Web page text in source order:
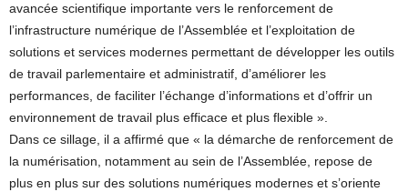
avancée scientifique importante vers le renforcement de
l’infrastructure numérique de l’Assemblée et l’exploitation de
solutions et services modernes permettant de développer les outils
de travail parlementaire et administratif, d’améliorer les
performances, de faciliter l’échange d’informations et d’offrir un
environnement de travail plus efficace et plus flexible ».
Dans ce sillage, il a affirmé que « la démarche de renforcement de
la numérisation, notamment au sein de l’Assemblée, repose de
plus en plus sur des solutions numériques modernes et s’oriente